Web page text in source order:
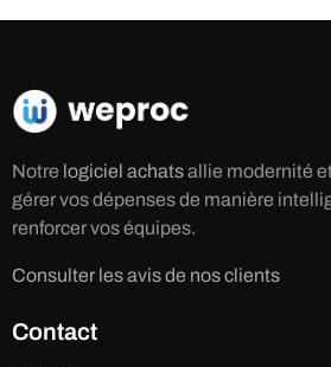
Notre logiciel achatsallie modernité
gérer vos dépenses de manière
renforcer vos équipes.
Consulter les avis de nos clients
Contact